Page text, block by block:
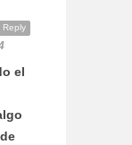
Reply
el